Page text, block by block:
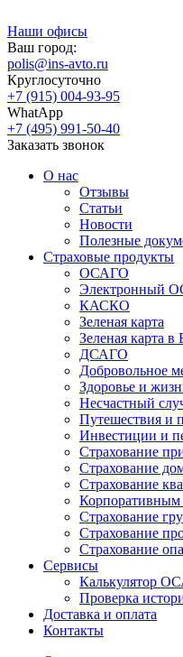
Наши офисы
Ваш город:
polis@ins-avto.ru
Круглосуточно
+7 (915) 004-93-95
WhatApp
+7 (495) 991-50-40
Заказать звонок
О нас
Отзывы
Статьи
Новости
Полезные
Страховые продукты
ОСАГО
Электронный
КАСКО
Зеленая карта
Зеленая карта в
ДСАГО
Добровольное
Здоровье и
Несчастный
Путешествия и
Инвестиции и
Страхование
Страхование
Страхование
Корпоративным
Страхование
Страхование
Страхование
Сервисы
Калькулятор
Проверка
Доставка и оплата
Контакты